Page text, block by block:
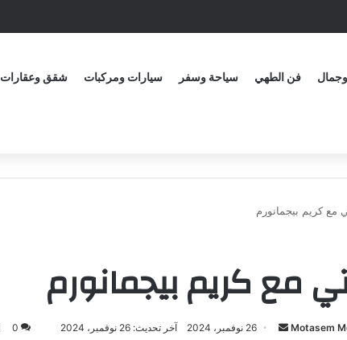
فن الطهي سياحة وسفر سيارات ومركبات شقق وعقارات
مع كريم بيجمانورم
مع كريم بيجمانورم
Motasem 26 نوفمبر، 2024 آخر تحديث: 26 نوفمبر، 2024 0